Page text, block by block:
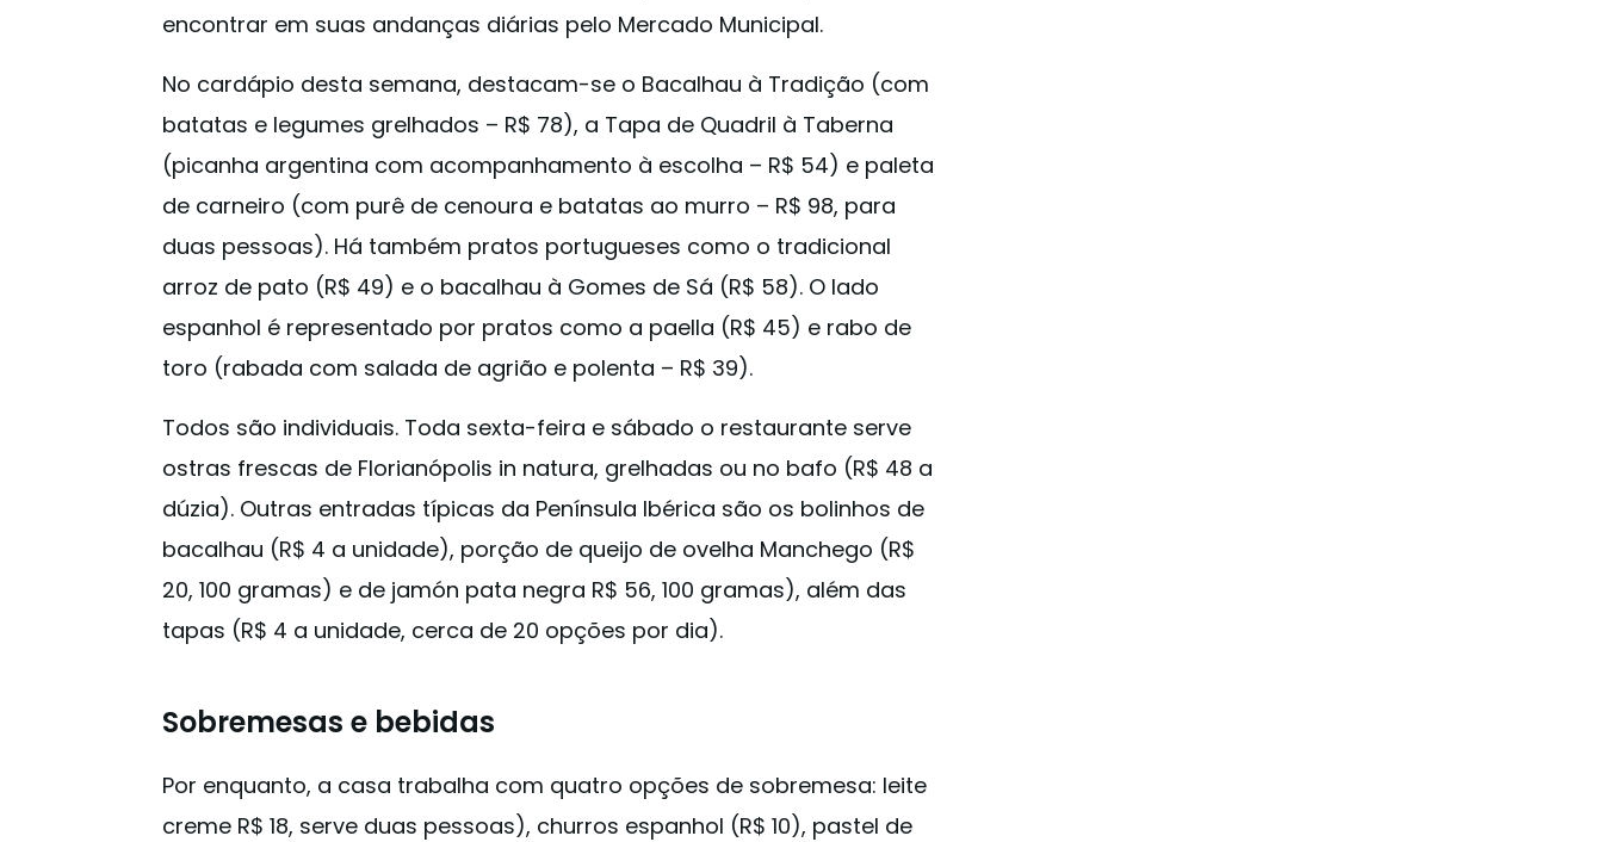
encontrar em suas andanças diárias pelo Mercado Municipal.
No cardápio desta semana, destacam-se o Bacalhau à Tradição (com
batatas e legumes grelhados – R$ 78), a Tapa de Quadril à Taberna
(picanha argentina com acompanhamento à escolha – R$ 54) e paleta
de carneiro (com purê de cenoura e batatas ao murro – R$ 98, para
duas pessoas). Há também pratos portugueses como o tradicional
arroz de pato (R$ 49) e o bacalhau à Gomes de Sá (R$ 58). O lado
espanhol é representado por pratos como a paella (R$ 45) e rabo de
toro (rabada com salada de agrião e polenta – R$ 39).
Todos são individuais. Toda sexta-feira e sábado o restaurante serve
ostras frescas de Florianópolis in natura, grelhadas ou no bafo (R$ 48 a
dúzia). Outras entradas típicas da Península Ibérica são os bolinhos de
bacalhau (R$ 4 a unidade), porção de queijo de ovelha Manchego (R$
20, 100 gramas) e de jamón pata negra R$ 56, 100 gramas), além das
tapas (R$ 4 a unidade, cerca de 20 opções por dia).
Sobremesas e bebidas
Por enquanto, a casa trabalha com quatro opções de sobremesa: leite
creme R$ 18, serve duas pessoas), churros espanhol (R$ 10), pastel de